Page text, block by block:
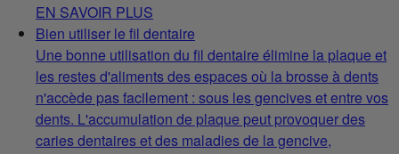
EN SAVOIR PLUS
Bien utiliser le fil dentaire
Une bonne utilisation du fil dentaire élimine la plaque et
les restes d'aliments des espaces où la brosse à dents
n'accède pas facilement : sous les gencives et entre vos
dents. L'accumulation de plaque peut provoquer des
caries dentaires et des maladies de la gencive,